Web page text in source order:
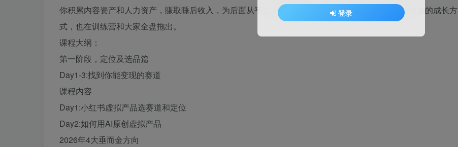
你积累内容资产和人力资产，賺取睡后收入，为后面从平台脱离出来积累资本。这也是我一路以来受益的成长方
式，也在训练营和大家全盘拖出。
课程大纲：
第一阶段，定位及选品篇
Day1-3:找到你能变现的赛道
课程内容
Day1:小红书虚拟产品选赛道和定位
Day2:如何用AI原创虚拟产品
2026年4大垂而金方向
登录